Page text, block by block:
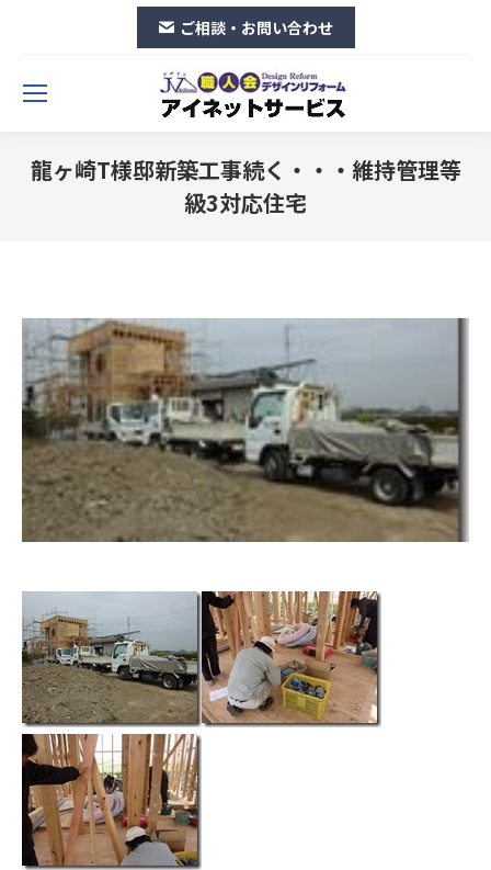
ご相談・お問い合わせ
龍ヶ崎T様邸新築工事続く・・・維持管理等
級3対応住宅